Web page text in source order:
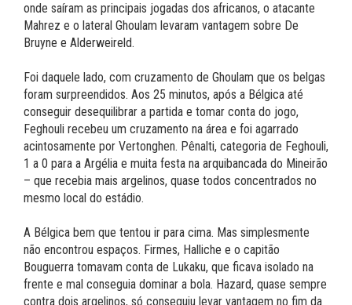
onde saíram as principais jogadas dos africanos, o atacante
Mahrez e o lateral Ghoulam levaram vantagem sobre De
Bruyne e Alderweireld.
Foi daquele lado, com cruzamento de Ghoulam que os belgas
foram surpreendidos. Aos 25 minutos, após a Bélgica até
conseguir desequilibrar a partida e tomar conta do jogo,
Feghouli recebeu um cruzamento na área e foi agarrado
acintosamente por Vertonghen. Pênalti, categoria de Feghouli,
1 a 0 para a Argélia e muita festa na arquibancada do Mineirão
– que recebia mais argelinos, quase todos concentrados no
mesmo local do estádio.
A Bélgica bem que tentou ir para cima. Mas simplesmente
não encontrou espaços. Firmes, Halliche e o capitão
Bouguerra tomavam conta de Lukaku, que ficava isolado na
frente e mal conseguia dominar a bola. Hazard, quase sempre
contra dois argelinos, só conseguiu levar vantagem no fim da